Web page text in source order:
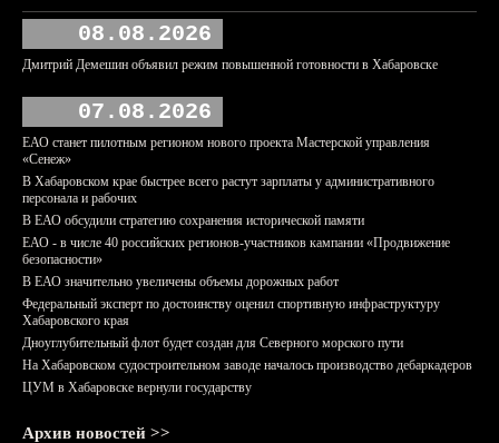
08.08.2026
Дмитрий Демешин объявил режим повышенной готовности в Хабаровске
07.08.2026
ЕАО станет пилотным регионом нового проекта Мастерской управления
«Сенеж»
В Хабаровском крае быстрее всего растут зарплаты у административного
персонала и рабочих
В ЕАО обсудили стратегию сохранения исторической памяти
ЕАО - в числе 40 российских регионов-участников кампании «Продвижение
безопасности»
В ЕАО значительно увеличены объемы дорожных работ
Федеральный эксперт по достоинству оценил спортивную инфраструктуру
Хабаровского края
Дноуглубительный флот будет создан для Северного морского пути
На Хабаровском судостроительном заводе началось производство дебаркадеров
ЦУМ в Хабаровске вернули государству
Архив новостей >>